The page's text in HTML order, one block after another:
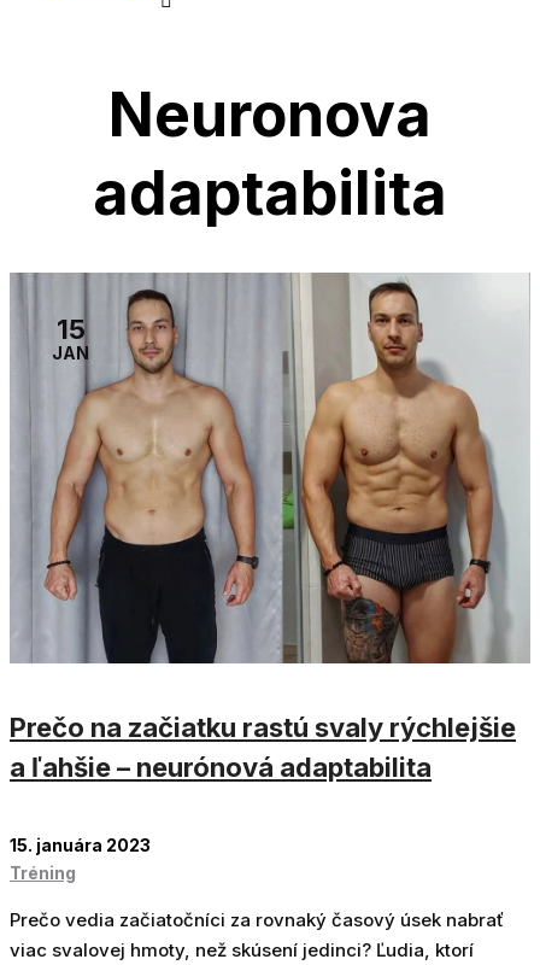
Neuronova
adaptabilita
15
JAN
Prečo na začiatku rastú svaly rýchlejšie
a ľahšie – neurónová adaptabilita
15. januára 2023
Tréning
Prečo vedia začiatočníci za rovnaký časový úsek nabrať
viac svalovej hmoty, než skúsení jedinci? Ľudia, ktorí